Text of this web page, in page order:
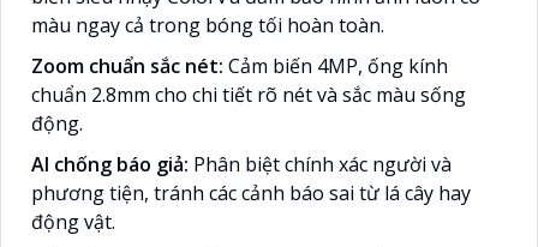
màu ngay cả trong bóng tối hoàn toàn.
Zoom chuẩn sắc nét: Cảm biến 4MP, ống kính
chuẩn 2.8mm cho chi tiết rõ nét và sắc màu sống
động.
AI chống báo giả: Phân biệt chính xác người và
phương tiện, tránh các cảnh báo sai từ lá cây hay
động vật.